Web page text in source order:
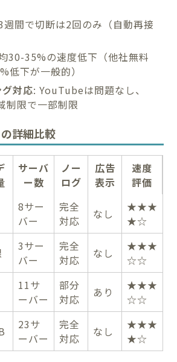
週間で切断は2回のみ（自動再接
30-35%の速度低下（他社無料
低下が一般的）
対応: YouTubeは問題なし、
限で一部制限
詳細比較
サーバ
ー数
ノー
ログ
広告
表示
速度
評価
8サー
バー
完全
対応
なし
★★★
★☆
3サー
バー
完全
対応
なし
★★★
☆☆
11サ
ーバー
部分
対応
あり
★★★
☆☆
23サ
ーバー
完全
対応
なし
★★★
★☆